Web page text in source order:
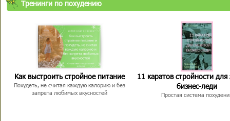
Тренинги по похудению
Как выстроить стройное питание
Похудеть, не считая каждую калорию и без
запрета любимых вкусностей
11 каратов стройности для
бизнес-леди
Простая система